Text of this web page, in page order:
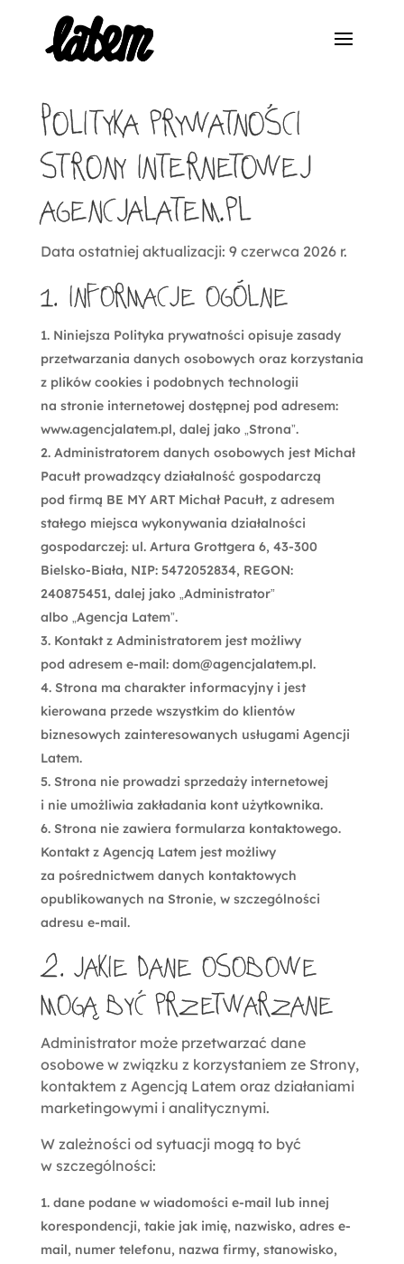
Polityka prywatności
strony internetowej
agencjalatem.pl
Data ostatniej aktualizacji: 9 czerwca 2026 r.
1. Informacje ogólne
Niniejsza Polityka prywatności opisuje zasady
przetwarzania danych osobowych oraz korzystania
z plików cookies i podobnych technologii
na stronie internetowej dostępnej pod adresem:
www.agencjalatem.pl, dalej jako „Strona”.
Administratorem danych osobowych jest Michał
Pacułt prowadzący działalność gospodarczą
pod firmą BE MY ART Michał Pacułt, z adresem
stałego miejsca wykonywania działalności
gospodarczej: ul. Artura Grottgera 6, 43-300
Bielsko-Biała, NIP: 5472052834, REGON:
240875451, dalej jako „Administrator”
albo „Agencja Latem”.
Kontakt z Administratorem jest możliwy
pod adresem e-mail: dom@agencjalatem.pl.
Strona ma charakter informacyjny i jest
kierowana przede wszystkim do klientów
biznesowych zainteresowanych usługami Agencji
Latem.
Strona nie prowadzi sprzedaży internetowej
i nie umożliwia zakładania kont użytkownika.
Strona nie zawiera formularza kontaktowego.
Kontakt z Agencją Latem jest możliwy
za pośrednictwem danych kontaktowych
opublikowanych na Stronie, w szczególności
adresu e-mail.
2. Jakie dane osobowe
mogą być przetwarzane
Administrator może przetwarzać dane
osobowe w związku z korzystaniem ze Strony,
kontaktem z Agencją Latem oraz działaniami
marketingowymi i analitycznymi.
W zależności od sytuacji mogą to być
w szczególności:
dane podane w wiadomości e-mail lub innej
korespondencji, takie jak imię, nazwisko, adres e-
mail, numer telefonu, nazwa firmy, stanowisko,